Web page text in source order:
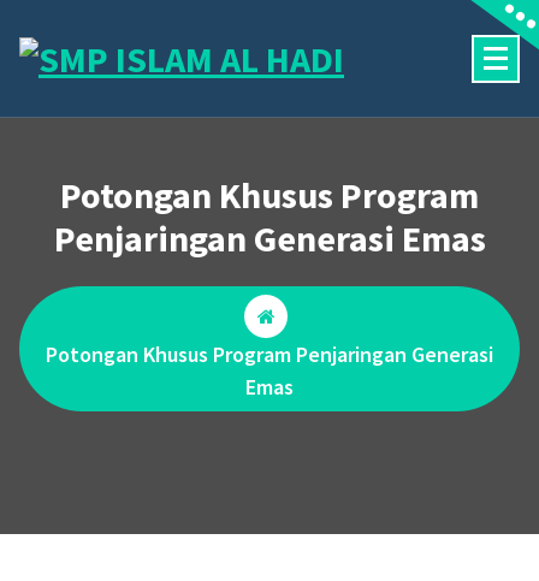
content
Potongan Khusus Program
Penjaringan Generasi Emas
Potongan Khusus Program Penjaringan Generasi
Emas